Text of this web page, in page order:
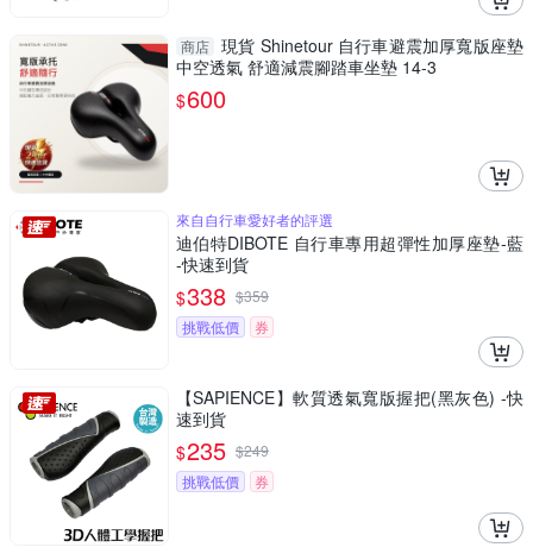
商店 現貨 Shinetour 自行車避震加厚寬版座墊
中空透氣 舒適減震腳踏車坐墊 14-3
$600
來自自行車愛好者的評選
迪伯特DIBOTE 自行車專用超彈性加厚座墊-藍
-快速到貨
$338 $359
挑戰低價
券
【SAPIENCE】軟質透氣寬版握把(黑灰色) -快
速到貨
$235 $249
挑戰低價
券